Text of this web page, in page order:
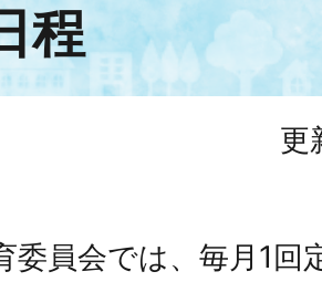
程
更
委員会では、毎月1回